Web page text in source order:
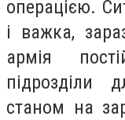
операцією.
і важка,
армія
підрозділи
станом на